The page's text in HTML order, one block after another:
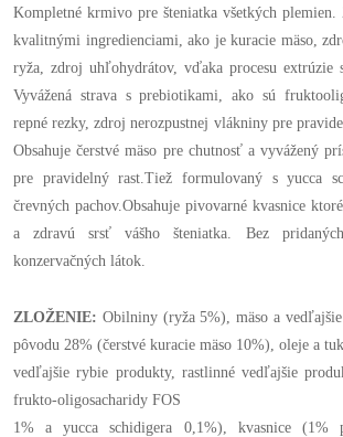
Kompletné krmivo pre šteniatka všetkých plemien.
kvalitnými ingredienciami, ako je kuracie mäso,
ryža, zdroj uhľohydrátov, vďaka procesu extrúzie
Vyvážená strava s prebiotikami, ako sú
repné rezky, zdroj nerozpustnej vlákniny pre
Obsahuje čerstvé mäso pre chutnosť a vyvážený
pre pravidelný rast.Tiež formulovaný s yucca
črevných pachov.Obsahuje pivovarné kvasnice
a zdravú srsť vášho šteniatka. Bez
konzervačných látok.
ZLOŽENIE: Obilniny (ryža 5%), mäso a
pôvodu 28% (čerstvé kuracie mäso 10%), oleje a
vedľajšie rybie produkty, rastlinné vedľajšie
frukto-oligosacharidy FOS
1% a yucca schidigera 0,1%), kvasnice (1%